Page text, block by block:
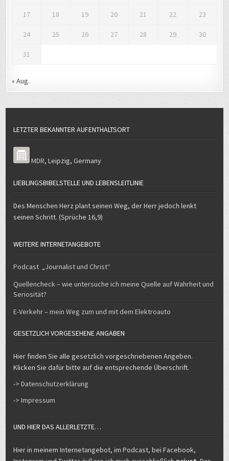
17 18 19 20 21 22 23
24 25 26 27 28 29 30
31
« Aug.
LETZTER BEKANNTER AUFENTHALTSORT
MDR,Leipzig,Germany
LIEBLINGSBIBELSTELLE UND LEBENSLEITLINIE
Des Menschen Herz plant seinen Weg, der Herr jedoch lenkt
seinen Schritt. (Sprüche 16,9)
WEITERE INTERNETANGEBOTE
Podcast „Journalist und Christ“
Quellencheck – wie untersuche ich meine Quelle auf Wahrheit und
Seriosität?
E-Verkehr – mein Weg zum und mit dem Elektroauto
GESETZLICH VORGESEHENE ANGABEN
Hier finden Sie alle gesetzlich vorgeschriebenen Angeben.
Klicken Sie dafür bitte auf die entsprechende Überschrift.
-> Datenschutzerklärung
-> Impressum
UND HIER DAS ALLERLETZTE…
Hier in meinem Internetangebot, im Podcast, bei Facebook,